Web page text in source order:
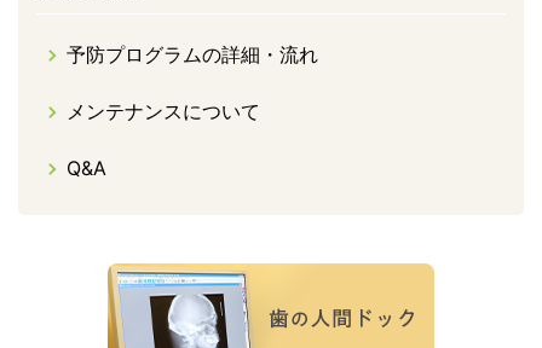
予防プログラムの詳細・流れ
メンテナンスについて
Q&A